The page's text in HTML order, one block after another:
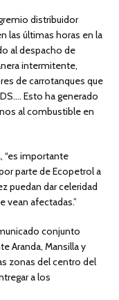
distribuidor
las últimas horas en la
al despacho de
intermitente,
de carrotanques que
Esto ha generado
al combustible en
, “es importante
parte de Ecopetrol a
puedan dar celeridad
vean afectadas.”
conjunto
Aranda, Mansilla y
zonas del centro del
a los